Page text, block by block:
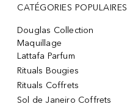
CATÉGORIES POPULAIRES
Douglas Collection
Maquillage
Lattafa Parfum
Rituals Bougies
Rituals Coffrets
Sol de Janeiro Coffrets